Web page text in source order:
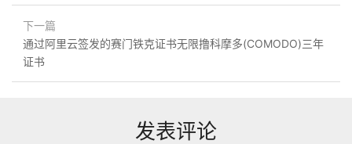
下一篇
通过阿里云签发的赛门铁克证书无限撸科摩多(COMODO)三年
证书
发表评论